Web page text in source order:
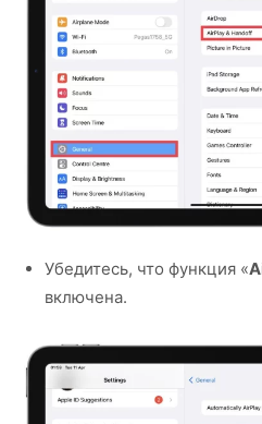
Убедитесь, что функция «
включена.